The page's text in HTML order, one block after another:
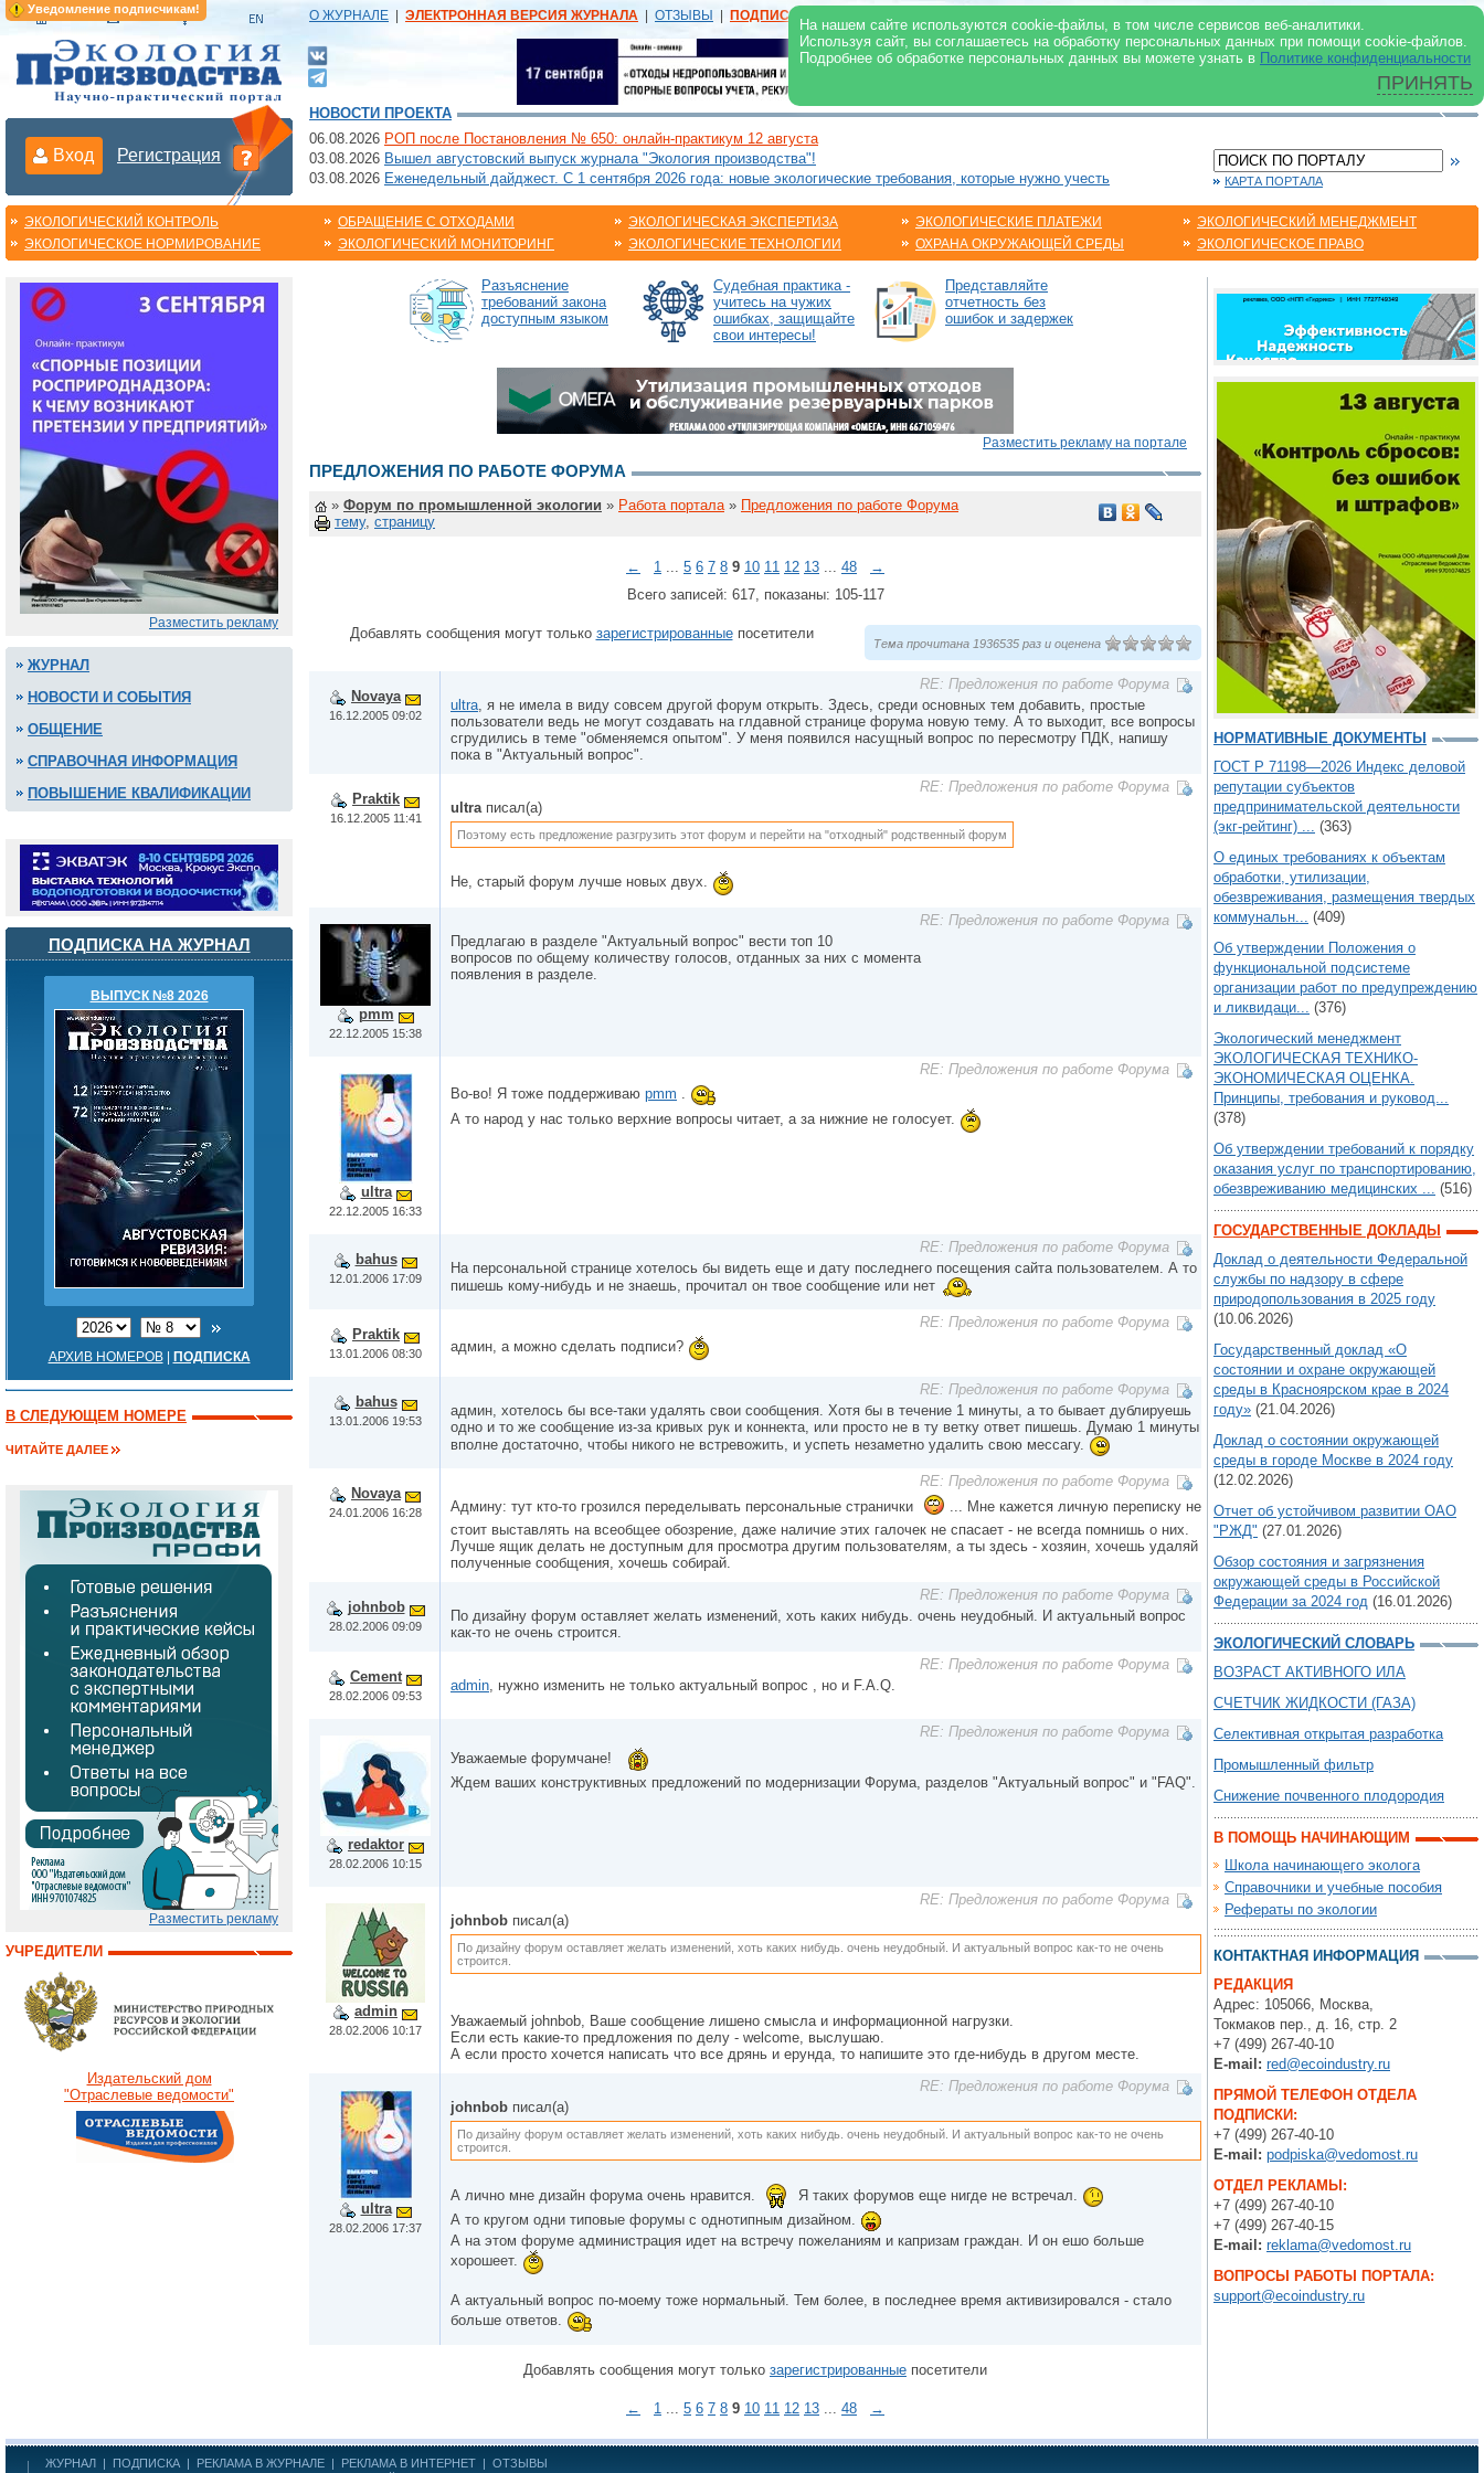
Уведомление подписчикам!
На нашем сайте используются cookie-файлы, в том числе сервисов веб-аналитики.
Используя сайт, вы соглашаетесь на обработку персональных данных при помощи cookie-файлов.
Подробнее об обработке персональных данных вы можете узнать в Политике конфиденциальности
ПРИНЯТЬ
О ЖУРНАЛЕ ЭЛЕКТРОННАЯ ВЕРСИЯ ЖУРНАЛА ОТЗЫВЫ ПОДПИСКА | В ЖУРНАЛЕ В ИНТЕРНЕТ
Вход Регистрация
НОВОСТИ ПРОЕКТА
06.08.2026 РОП после Постановления № 650: онлайн-практикум 12 августа
03.08.2026 Вышел августовский выпуск журнала "Экология производства"!
03.08.2026 Еженедельный дайджест. С 1 сентября 2026 года: новые экологические требования, которые нужно учесть КАРТА ПОРТАЛА
ЭКОЛОГИЧЕСКИЙ КОНТРОЛЬ
ЭКОЛОГИЧЕСКОЕ НОРМИРОВАНИЕ
ОБРАЩЕНИЕ С ОТХОДАМИ
ЭКОЛОГИЧЕСКИЙ МОНИТОРИНГ
ЭКОЛОГИЧЕСКАЯ ЭКСПЕРТИЗА
ЭКОЛОГИЧЕСКИЕ ТЕХНОЛОГИИ
ЭКОЛОГИЧЕСКИЕ ПЛАТЕЖИ
ОХРАНА ОКРУЖАЮЩЕЙ СРЕДЫ
ЭКОЛОГИЧЕСКИЙ МЕНЕДЖМЕНТ
ЭКОЛОГИЧЕСКОЕ ПРАВО
Разместить рекламу
ЖУРНАЛ
НОВОСТИ И СОБЫТИЯ
ОБЩЕНИЕ
СПРАВОЧНАЯ ИНФОРМАЦИЯ
ПОВЫШЕНИЕ КВАЛИФИКАЦИИ
ПОДПИСКА НА ЖУРНАЛ
ВЫПУСК №8 2026
АРХИВ НОМЕРОВ| ПОДПИСКА
В СЛЕДУЮЩЕМ НОМЕРЕ
ЧИТАЙТЕ ДАЛЕЕ
Разместить рекламу
УЧРЕДИТЕЛИ
Издательский дом
"Отраслевые ведомости"
Разъяснение
требований закона
доступным языком
Судебная практика -
учитесь на чужих
ошибках, защищайте
свои интересы!
Представляйте
отчетность без
ошибок и задержек
Разместить рекламу на портале
ПРЕДЛОЖЕНИЯ ПО РАБОТЕ ФОРУМА
» Форум по промышленной экологии » Работа портала » Предложения по работе Форума
тему, страницу
← 1 ... 5 6 7 8 9 10 11 12 13 ... 48
→
Всего записей: 617, показаны: 105-117
Тема прочитана 1936535 раз и оценена
Добавлять сообщения могут только зарегистрированныепосетители
Novaya
16.12.2005 09:02
RE: Предложения по работе Форума
ultra, я не имела в виду совсем другой форум открыть. Здесь, среди основных тем добавить, простые
пользователи ведь не могут создавать на глдавной странице форума новую тему. А то выходит, все вопросы
сгрудились в теме "обменяемся опытом". У меня появился насущный вопрос по пересмотру ПДК, напишу
пока в "Актуальный вопрос".
Praktik
16.12.2005 11:41
RE: Предложения по работе Форума
ultraписал(а)
Поэтому есть предложение разгрузить этот форум и перейти на "отходный" родственный форум
Не, старый форум лучше новых двух.
pmm
22.12.2005 15:38
RE: Предложения по работе Форума
Предлагаю в разделе "Актуальный вопрос" вести топ 10
вопросов по общему количеству голосов, отданных за них с момента
появления в разделе.
ultra
22.12.2005 16:33
RE: Предложения по работе Форума
Во-во! Я тоже поддерживаю pmm
А то народ у нас только верхние вопросы читает, а за нижние не голосует.
bahus
12.01.2006 17:09
RE: Предложения по работе Форума
На персональной странице хотелось бы видеть еще и дату последнего посещения сайта пользователем. А то
пишешь кому-нибудь и не знаешь, прочитал он твое сообщение или нет
Praktik
13.01.2006 08:30
RE: Предложения по работе Форума
админ, а можно сделать подписи?
bahus
13.01.2006 19:53
RE: Предложения по работе Форума
админ, хотелось бы все-таки удалять свои сообщения. Хотя бы в течение 1 минуты, а то бывает дублируешь
одно и то же сообщение из-за кривых рук и коннекта, или просто не в ту ветку ответ пишешь. Думаю 1 минуты
вполне достаточно, чтобы никого не встревожить, и успеть незаметно удалить свою мессагу.
Novaya
24.01.2006 16:28
RE: Предложения по работе Форума
Админу: тут кто-то грозился переделывать персональные странички
... Мне кажется личную переписку не
стоит выставлять на всеобщее обозрение, даже наличие этих галочек не спасает - не всегда помнишь о них.
Лучше ящик делать не доступным для просмотра другим пользователям, а ты здесь - хозяин, хочешь удаляй
полученные сообщения, хочешь собирай.
johnbob
28.02.2006 09:09
RE: Предложения по работе Форума
По дизайну форум оставляет желать изменений, хоть каких нибудь. очень неудобный. И актуальный вопрос
как-то не очень строится.
Cement
28.02.2006 09:53
RE: Предложения по работе Форума
admin, нужно изменить не только актуальный вопрос , но и F.A.Q.
redaktor
28.02.2006 10:15
RE: Предложения по работе Форума
Уважаемые форумчане!
Ждем ваших конструктивных предложений по модернизации Форума, разделов "Актуальный вопрос" и "FAQ".
admin
28.02.2006 10:17
RE: Предложения по работе Форума
johnbob писал(а)
По дизайну форум оставляет желать изменений, хоть каких нибудь. очень неудобный. И актуальный вопрос как-то не очень
строится.
Уважаемый johnbob, Ваше сообщение лишено смысла и информационной нагрузки.
Если есть какие-то предложения по делу - welcome, выслушаю.
А если просто хочется написать что все дрянь и ерунда, то напишите это где-нибудь в другом месте.
ultra
28.02.2006 17:37
RE: Предложения по работе Форума
johnbob писал(а)
По дизайну форум оставляет желать изменений, хоть каких нибудь. очень неудобный. И актуальный вопрос как-то не очень
строится.
А лично мне дизайн форума очень нравится.
Я таких форумов еще нигде не встречал.
А то кругом одни типовые форумы с однотипным дизайном.
А на этом форуме администрация идет на встречу пожеланиям и капризам граждан. И он ешо больше
хорошеет.
А актуальный вопрос по-моему тоже нормальный. Тем более, в последнее время активизировался - стало
больше ответов.
Добавлять сообщения могут только зарегистрированные посетители
← 1 ... 5 6 7 8 9 10 11 12 13 ... 48 →
НОРМАТИВНЫЕ ДОКУМЕНТЫ
ГОСТ Р 71198—2026 Индекс деловой
репутации субъектов
предпринимательской деятельности
(экг-рейтинг) ... (363)
О единых требованиях к объектам
обработки, утилизации,
обезвреживания, размещения твердых
коммунальн... (409)
Об утверждении Положения о
функциональной подсистеме
организации работ по предупреждению
и ликвидаци... (376)
Экологический менеджмент
ЭКОЛОГИЧЕСКАЯ ТЕХНИКО-
ЭКОНОМИЧЕСКАЯ ОЦЕНКА.
Принципы, требования и руковод...
(378)
Об утверждении требований к порядку
оказания услуг по транспортированию,
обезвреживанию медицинских ... (516)
ГОСУДАРСТВЕННЫЕ ДОКЛАДЫ
Доклад о деятельности Федеральной
службы по надзору в сфере
природопользования в 2025 году
(10.06.2026)
Государственный доклад «О
состоянии и охране окружающей
среды в Красноярском крае в 2024
году» (21.04.2026)
Доклад о состоянии окружающей
среды в городе Москве в 2024 году
(12.02.2026)
Отчет об устойчивом развитии ОАО
"РЖД" (27.01.2026)
Обзор состояния и загрязнения
окружающей среды в Российской
Федерации за 2024 год (16.01.2026)
ЭКОЛОГИЧЕСКИЙ СЛОВАРЬ
ВОЗРАСТ АКТИВНОГО ИЛА
СЧЕТЧИК ЖИДКОСТИ (ГАЗА)
Селективная открытая разработка
Промышленный фильтр
Снижение почвенного плодородия
В ПОМОЩЬ НАЧИНАЮЩИМ
Школа начинающего эколога
Справочники и учебные пособия
Рефераты по экологии
КОНТАКТНАЯ ИНФОРМАЦИЯ
РЕДАКЦИЯ
Адрес: 105066, Москва,
Токмаков пер., д. 16, стр. 2
+7 (499) 267-40-10
E-mail: red@ecoindustry.ru
ПРЯМОЙ ТЕЛЕФОН ОТДЕЛА
ПОДПИСКИ:
+7 (499) 267-40-10
E-mail: podpiska@vedomost.ru
ОТДЕЛ РЕКЛАМЫ:
+7 (499) 267-40-10
+7 (499) 267-40-15
E-mail: reklama@vedomost.ru
ВОПРОСЫ РАБОТЫ ПОРТАЛА:
support@ecoindustry.ru
ЖУРНАЛ | ПОДПИСКА | РЕКЛАМА В ЖУРНАЛЕ | РЕКЛАМА В ИНТЕРНЕТ | ОТЗЫВЫ